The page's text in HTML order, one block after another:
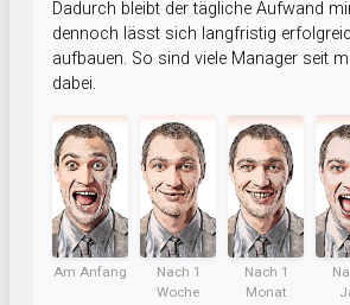
Dadurch bleibt der tägliche Aufwand
dennoch lässt sich langfristig
aufbauen. So sind viele Manager seit
dabei.
Am Anfang
Nach 1
Woche
Nach 1
Monat